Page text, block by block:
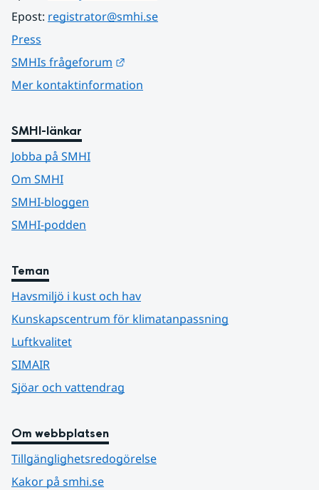
Epost: registrator@smhi.se
Press
SMHIs frågeforum
Mer kontaktinformation
SMHI-länkar
Jobba på SMHI
Om SMHI
SMHI-bloggen
SMHI-podden
Teman
Havsmiljö i kust och hav
Kunskapscentrum för klimatanpassning
Luftkvalitet
SIMAIR
Sjöar och vattendrag
Om webbplatsen
Tillgänglighetsredogörelse
Kakor på smhi.se